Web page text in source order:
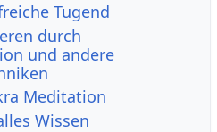
Tugend
durch
und andere
Meditation
Wissen